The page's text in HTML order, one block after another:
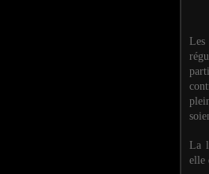
La
elle